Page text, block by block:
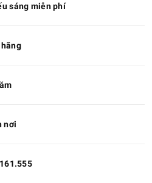
sáng miễn phí
nơi